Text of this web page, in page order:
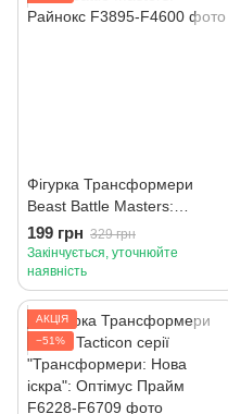
Фігурка Трансформери
Beast Battle Masters:
Райнокс
199 грн 329 грн
Закінчується, уточнюйте
наявність
АКЦІЯ
−51%